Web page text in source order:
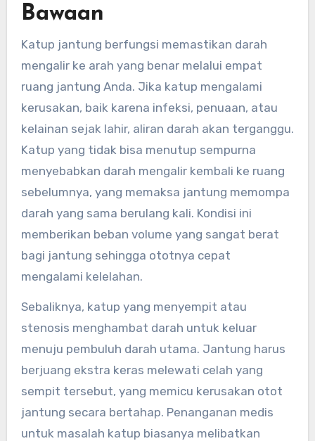
Bawaan
Katup jantung berfungsi memastikan darah
mengalir ke arah yang benar melalui empat
ruang jantung Anda. Jika katup mengalami
kerusakan, baik karena infeksi, penuaan, atau
kelainan sejak lahir, aliran darah akan terganggu.
Katup yang tidak bisa menutup sempurna
menyebabkan darah mengalir kembali ke ruang
sebelumnya, yang memaksa jantung memompa
darah yang sama berulang kali. Kondisi ini
memberikan beban volume yang sangat berat
bagi jantung sehingga ototnya cepat
mengalami kelelahan.
Sebaliknya, katup yang menyempit atau
stenosis menghambat darah untuk keluar
menuju pembuluh darah utama. Jantung harus
berjuang ekstra keras melewati celah yang
sempit tersebut, yang memicu kerusakan otot
jantung secara bertahap. Penanganan medis
untuk masalah katup biasanya melibatkan